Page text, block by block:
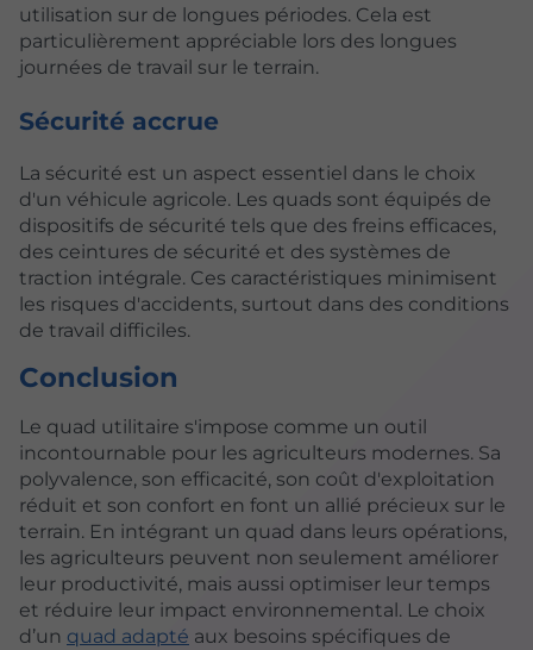
utilisation sur de longues périodes. Cela est
particulièrement appréciable lors des longues
journées de travail sur le terrain.
Sécurité accrue
La sécurité est un aspect essentiel dans le choix
d'un véhicule agricole. Les quads sont équipés de
dispositifs de sécurité tels que des freins efficaces,
des ceintures de sécurité et des systèmes de
traction intégrale. Ces caractéristiques minimisent
les risques d'accidents, surtout dans des conditions
de travail difficiles.
Conclusion
Le quad utilitaire s'impose comme un outil
incontournable pour les agriculteurs modernes. Sa
polyvalence, son efficacité, son coût d'exploitation
réduit et son confort en font un allié précieux sur le
terrain. En intégrant un quad dans leurs opérations,
les agriculteurs peuvent non seulement améliorer
leur productivité, mais aussi optimiser leur temps
et réduire leur impact environnemental. Le choix
d’un quad adapté aux besoins spécifiques de